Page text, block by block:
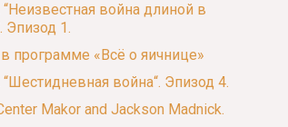
война длиной в
Эпизод 1.
программе «Всё о яичнице»
война“. Эпизод 4.
Makor and Jackson Madnick.